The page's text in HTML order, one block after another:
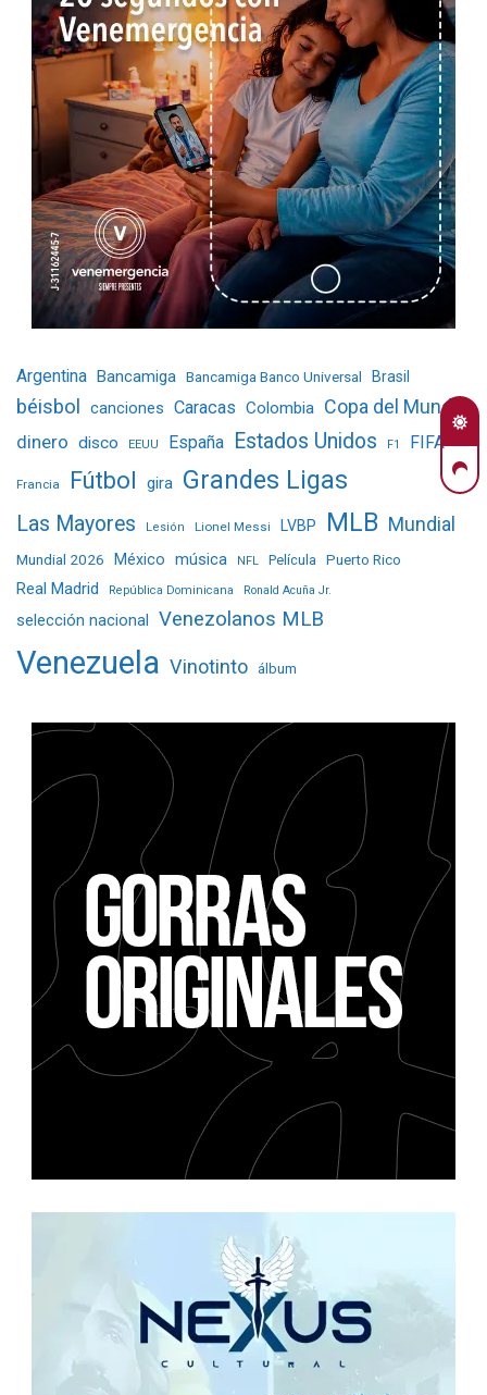
Argentina Bancamiga Bancamiga Banco Universal Brasil
béisbol canciones Caracas Colombia Copa del Mundo
dinero disco EEUU España Estados Unidos F1 FIFA
Francia Fútbol gira Grandes Ligas
Las Mayores Lesión Lionel Messi LVBP MLB Mundial
Mundial 2026 México música NFL Película Puerto Rico
Real Madrid República Dominicana Ronald Acuña Jr.
selección nacional Venezolanos MLB
Venezuela Vinotinto álbum